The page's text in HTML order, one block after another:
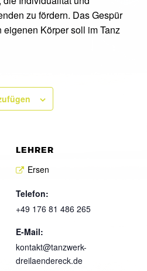
zu fördern. Das Gespür
Körper soll im Tanz
LEHRER
Ersen
Telefon:
+49 176 81 486 265
E-Mail:
kontakt@tanzwerk-
dreilaendereck.de